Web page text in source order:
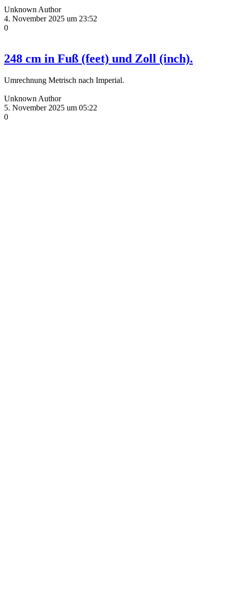
Unknown Author
4. November 2025 um 23:52
0
248 cm in Fuß (feet) und Zoll (inch).
Umrechnung Metrisch nach Imperial.
Unknown Author
5. November 2025 um 05:22
0